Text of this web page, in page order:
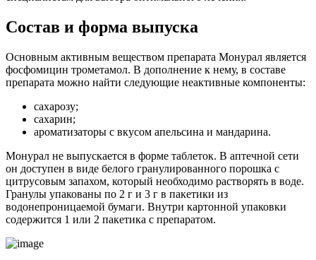
Состав и форма выпуска
Основным активным веществом препарата Монурал является
фосфомицин трометамол. В дополнение к нему, в составе
препарата можно найти следующие неактивные компоненты:
сахарозу;
сахарин;
ароматизаторы с вкусом апельсина и мандарина.
Монурал не выпускается в форме таблеток. В аптечной сети
он доступен в виде белого гранулированного порошка с
цитрусовым запахом, который необходимо растворять в воде.
Гранулы упакованы по 2 г и 3 г в пакетики из
водонепроницаемой бумаги. Внутри картонной упаковки
содержится 1 или 2 пакетика с препаратом.